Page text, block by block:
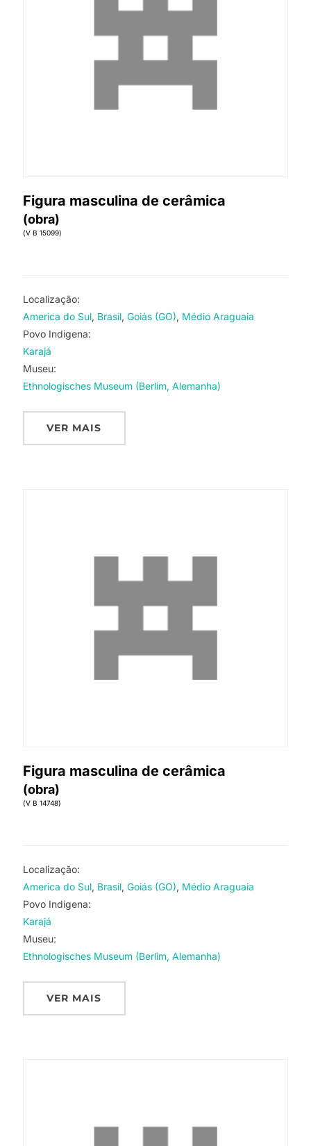
Figura masculina de cerâmica
(obra)
(V B 15099)
Localização:
America do Sul Brasil Goiás (GO) Médio Araguaia
Povo Indigena:
Karajá
Museu:
Ethnologisches Museum (Berlim, Alemanha)
VER MAIS
Figura masculina de cerâmica
(obra)
(V B 14748)
Localização:
America do Sul Brasil Goiás (GO) Médio Araguaia
Povo Indigena:
Karajá
Museu:
Ethnologisches Museum (Berlim, Alemanha)
VER MAIS